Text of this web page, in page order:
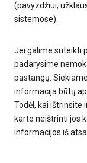
(pavyzdžiui,
sistemose).
Jei galime suteikti
padarysime
pastangų.
informacija būtų
Todėl, kai ištrinsite
karto neištrinti jos
informacijos iš